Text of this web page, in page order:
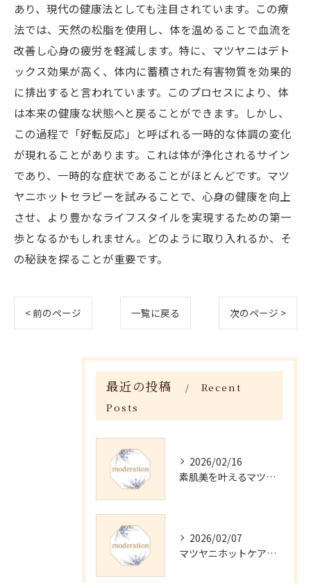
あり、現代の健康法としても注目されています。この療
法では、天然の松脂を使用し、体を温めることで血流を
改善し心身の疲労を軽減します。特に、マツヤニはデト
ックス効果が高く、体内に蓄積された有害物質を効果的
に排出すると言われています。このプロセスにより、体
は本来の健康な状態へと戻ることができます。しかし、
この過程で「好転反応」と呼ばれる一時的な体調の変化
が現れることがあります。これは体が浄化されるサイン
であり、一時的な症状であることがほとんどです。マツ
ヤニホットセラピーを試みることで、心身の健康を向上
させ、より豊かなライフスタイルを実現するための第一
歩となるかもしれません。どのように取り入れるか、そ
の秘訣を探ることが重要です。
< 前のページ 一覧に戻る 次のページ >
最近の投稿
Recent
Posts
2026/02/16
素肌美を叶えるマツヤニホットセラピーの効果
2026/02/07
マツヤニホットケアの正しい使い方と継続法